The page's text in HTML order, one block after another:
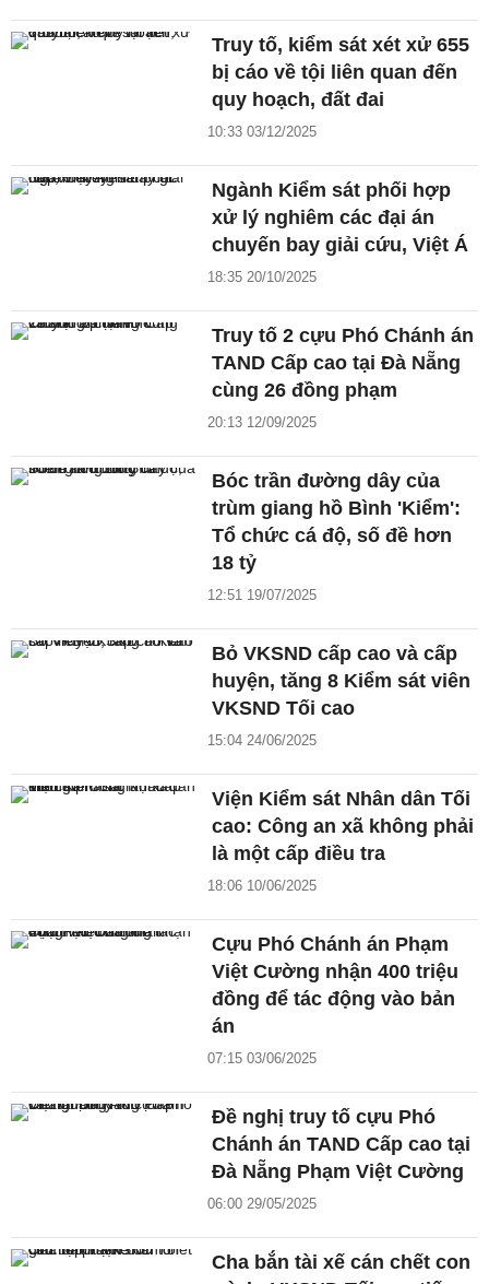
Truy tố, kiểm sát xét xử 655
bị cáo về tội liên quan đến
quy hoạch, đất đai
10:33 03/12/2025
Ngành Kiểm sát phối hợp
xử lý nghiêm các đại án
chuyến bay giải cứu, Việt Á
18:35 20/10/2025
Truy tố 2 cựu Phó Chánh án
TAND Cấp cao tại Đà Nẵng
cùng 26 đồng phạm
20:13 12/09/2025
Bóc trần đường dây của
trùm giang hồ Bình 'Kiểm':
Tổ chức cá độ, số đề hơn
18 tỷ
12:51 19/07/2025
Bỏ VKSND cấp cao và cấp
huyện, tăng 8 Kiểm sát viên
VKSND Tối cao
15:04 24/06/2025
Viện Kiểm sát Nhân dân Tối
cao: Công an xã không phải
là một cấp điều tra
18:06 10/06/2025
Cựu Phó Chánh án Phạm
Việt Cường nhận 400 triệu
đồng để tác động vào bản
án
07:15 03/06/2025
Đề nghị truy tố cựu Phó
Chánh án TAND Cấp cao tại
Đà Nẵng Phạm Việt Cường
06:00 29/05/2025
Cha bắn tài xế cán chết con